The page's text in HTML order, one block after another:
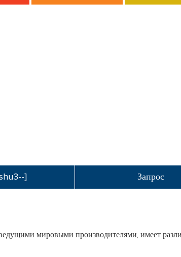
] Запрос
мировыми производителями, имеет